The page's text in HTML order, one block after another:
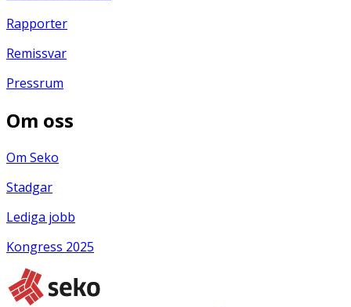
Rapporter
Remissvar
Pressrum
Om oss
Om Seko
Stadgar
Lediga jobb
Kongress 2025